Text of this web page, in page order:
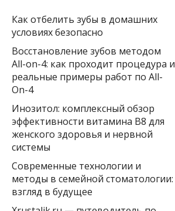
Как отбелить зубы в домашних
условиях безопасно
Восстановление зубов методом
All-on-4: как проходит процедура и
реальные примеры работ по All-
On-4
Инозитол: комплексный обзор
эффективности витамина B8 для
женского здоровья и нервной
системы
Современные технологии и
методы в семейной стоматологии:
взгляд в будущее